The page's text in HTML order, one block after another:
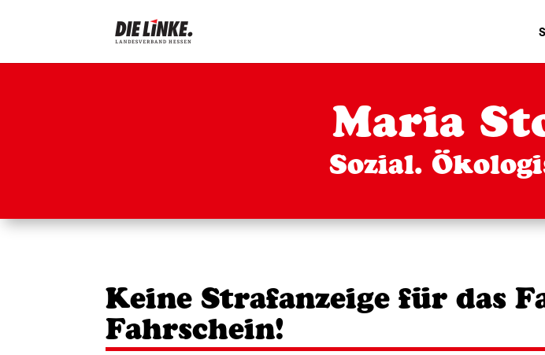
Maria
Sozial.
Keine Strafanzeige für das
Fahrschein!